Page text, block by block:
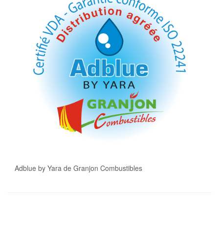
Adblue by Yara de Granjon Combustibles